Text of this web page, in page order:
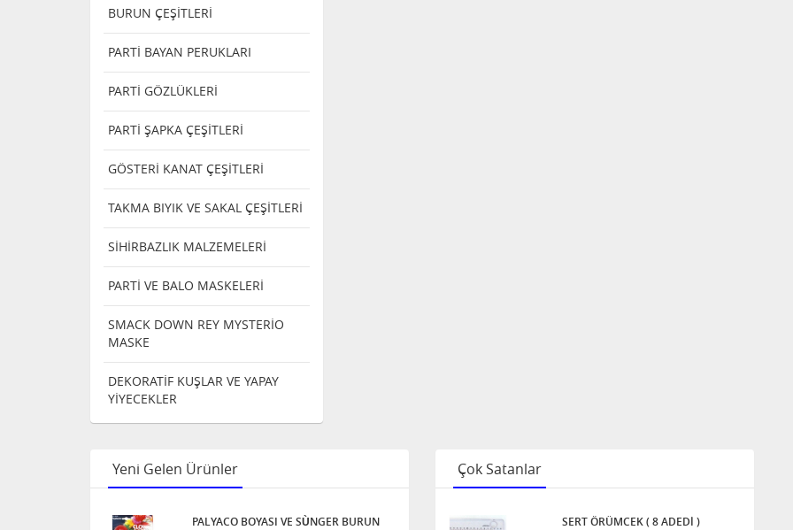
BURUN ÇEŞİTLERİ
PARTİ BAYAN PERUKLARI
PARTİ GÖZLÜKLERİ
PARTİ ŞAPKA ÇEŞİTLERİ
GÖSTERİ KANAT ÇEŞİTLERİ
TAKMA BIYIK VE SAKAL ÇEŞİTLERİ
SİHİRBAZLIK MALZEMELERİ
PARTİ VE BALO MASKELERİ
SMACK DOWN REY MYSTERİO
MASKE
DEKORATİF KUŞLAR VE YAPAY
YİYECEKLER
Yeni Gelen Ürünler
PALYACO BOYASI VE SÙNGER BURUN
Çok Satanlar
SERT ÖRÜMCEK ( 8 ADEDİ )